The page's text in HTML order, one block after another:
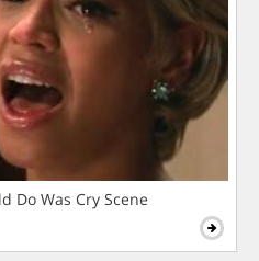
Do Was Cry Scene